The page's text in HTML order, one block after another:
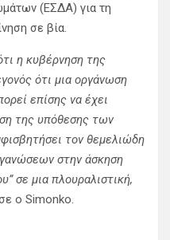
(ΕΣΔΑ) για τη
σε βία.
η κυβέρνηση της
ότι μια οργάνωση
επίσης να έχει
της υπόθεσης των
τον θεμελιώδη
στην άσκηση
σε μια πλουραλιστική,
ο Simonko.